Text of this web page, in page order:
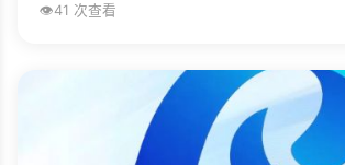
👁️41 次查看